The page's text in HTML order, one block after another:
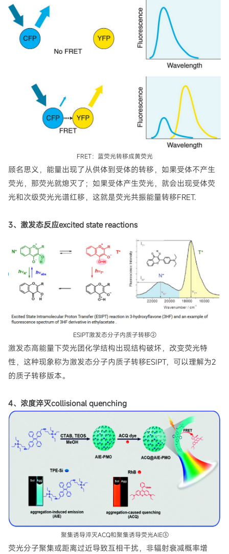
FRET：蓝荧光转移成黄荧光
顾名思义，能量出现了从供体到受体的转移，如果受体不产生
荧光，那荧光就熄灭了；如果受体产生荧光，就会出现受体荧
光和次级荧光光谱红移，这就是荧光共振能量转移FRET.
3、激发态反应excited state reactions
ESIPT激发态分子内质子转移②
激发态高能量下荧光团化学结构出现结构破坏，改变荧光特
性，这种现象称为激发态分子内质子转移ESIPT，可以理解为2
的质子转移版本。
4、浓度淬灭collisional quenching
聚集诱导淬灭ACQ和聚集诱导荧光AIE③
荧光分子聚集或距离过近导致互相干扰，非辐射衰减概率增